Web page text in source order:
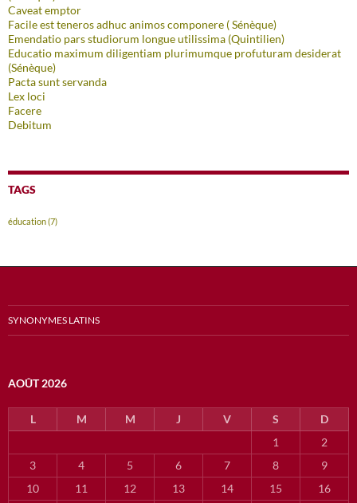
Caveat emptor
Facile est teneros adhuc animos componere ( Sénèque)
Emendatio pars studiorum longue utilissima (Quintilien)
Educatio maximum diligentiam plurimumque profuturam desiderat
(Sénèque)
Pacta sunt servanda
Lex loci
Facere
Debitum
TAGS
éducation(7)
SYNONYMES LATINS
AOÛT 2026
L M M J V S
D
1
2
3
4 5 6 7 8
9
10
11 12 13 14 15 16